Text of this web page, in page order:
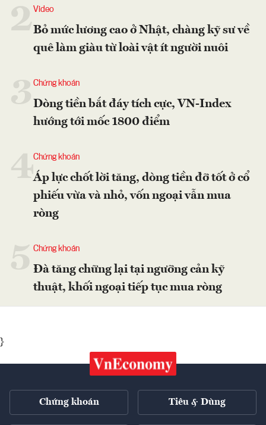
2Video
Bỏ mức lương cao ở Nhật, chàng kỹ sư về
quê làm giàu từ loài vật ít người nuôi
Chứng khoán
Dòng tiền bắt đáy tích cực, VN-Index
hướng tới mốc 1800 điểm
4Chứng khoán
Áp lực chốt lời tăng, dòng tiền đỡ tốt ở cổ
phiếu vừa và nhỏ, vốn ngoại vẫn mua
ròng
Chứng khoán
Đà tăng chững lại tại ngưỡng cản kỹ
thuật, khối ngoại tiếp tục mua ròng
}
Chứng khoán Tiêu & Dùng